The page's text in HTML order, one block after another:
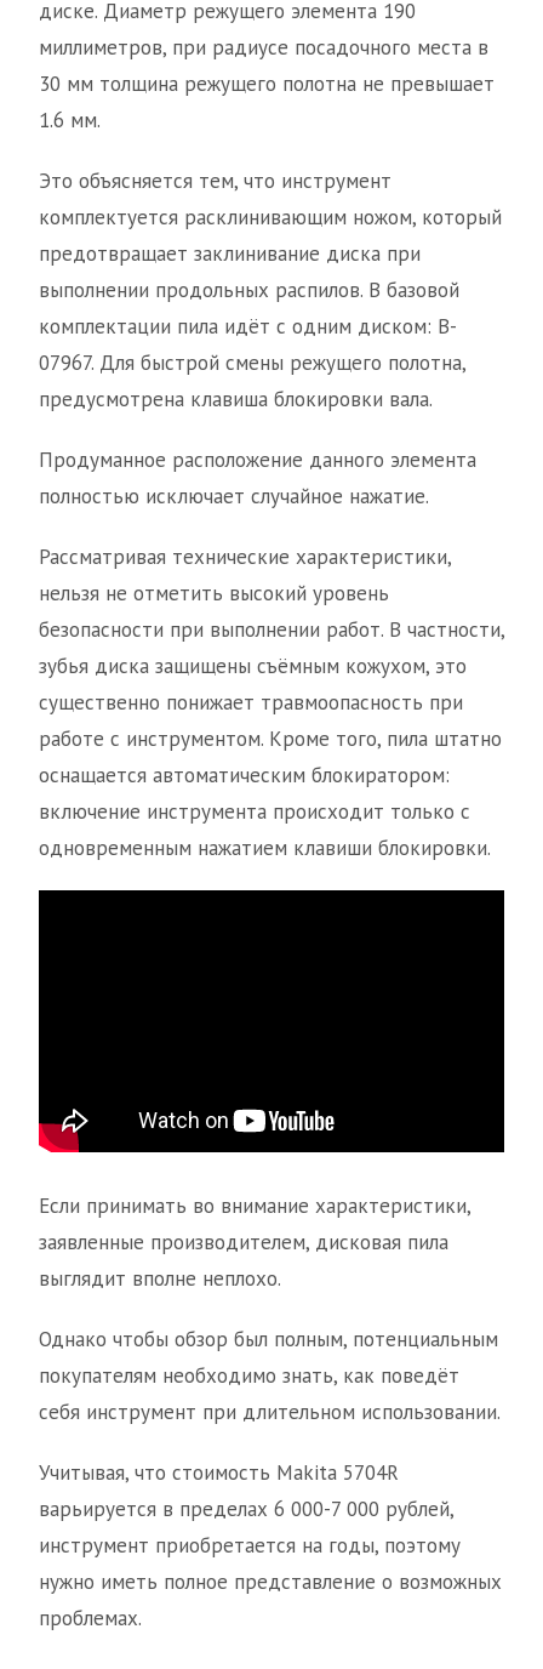
диске. Диаметр режущего элемента 190
миллиметров, при радиусе посадочного места в
30 мм толщина режущего полотна не превышает
1.6 мм.
Это объясняется тем, что инструмент
комплектуется расклинивающим ножом, который
предотвращает заклинивание диска при
выполнении продольных распилов. В базовой
комплектации пила идёт с одним диском: B-
07967. Для быстрой смены режущего полотна,
предусмотрена клавиша блокировки вала.
Продуманное расположение данного элемента
полностью исключает случайное нажатие.
Рассматривая технические характеристики,
нельзя не отметить высокий уровень
безопасности при выполнении работ. В частности,
зубья диска защищены съёмным кожухом, это
существенно понижает травмоопасность при
работе с инструментом. Кроме того, пила штатно
оснащается автоматическим блокиратором:
включение инструмента происходит только с
одновременным нажатием клавиши блокировки.
Если принимать во внимание характеристики,
заявленные производителем, дисковая пила
выглядит вполне неплохо.
Однако чтобы обзор был полным, потенциальным
покупателям необходимо знать, как поведёт
себя инструмент при длительном использовании.
Учитывая, что стоимость Makita 5704R
варьируется в пределах 6 000-7 000 рублей,
инструмент приобретается на годы, поэтому
нужно иметь полное представление о возможных
проблемах.